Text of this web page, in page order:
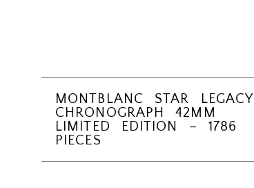
MONTBLANC STAR LEGACY
CHRONOGRAPH 42MM
LIMITED EDITION – 1786
PIECES